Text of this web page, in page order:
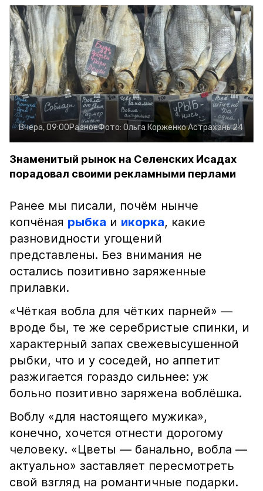
Вчера, 09:00РазноеФото: Ольга КорженкоАстрахань 24
Знаменитый рынок на Селенских Исадах
порадовал своими рекламными перлами
Ранее мы писали, почём нынче
копчёная рыбка и икорка, какие
разновидности угощений
представлены. Без внимания не
остались позитивно заряженные
прилавки.
«Чёткая вобла для чётких парней» —
вроде бы, те же серебристые спинки, и
характерный запах свежевысушенной
рыбки, что и у соседей, но аппетит
разжигается гораздо сильнее: уж
больно позитивно заряжена воблёшка.
Воблу «для настоящего мужика»,
конечно, хочется отнести дорогому
человеку. «Цветы — банально, вобла —
актуально» заставляет пересмотреть
свой взгляд на романтичные подарки.